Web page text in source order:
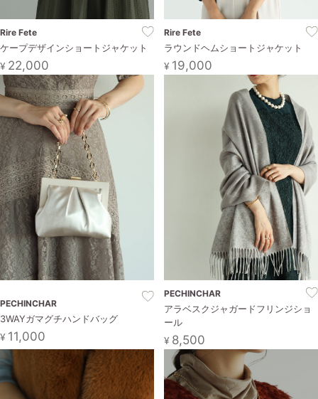
Rire Fete
ケープデザインショートジャケット
¥22,000
Rire Fete
ラウンドヘムショートジャケット
¥19,000
PECHINCHAR
3WAYガマグチハンドバッグ
¥11,000
PECHINCHAR
アラベスクジャガードフリンジショ
ール
¥8,500